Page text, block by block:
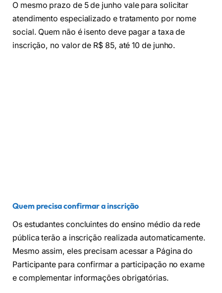
O mesmo prazo de 5 de junho vale para solicitar
atendimento especializado e tratamento por nome
social. Quem não é isento deve pagar a taxa de
inscrição, no valor de R$ 85, até 10 de junho.
Quem precisa confirmar a inscrição
Os estudantes concluintes do ensino médio da rede
pública terão a inscrição realizada automaticamente.
Mesmo assim, eles precisam acessar a Página do
Participante para confirmar a participação no exame
e complementar informações obrigatórias.